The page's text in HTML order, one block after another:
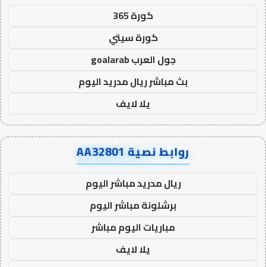
كورة 365
كورة سيتي
جول العرب goalarab
بث مباشر ريال مدريد اليوم
يلا لايف
روابط نصية AA32801
ريال مدريد مباشر اليوم
برشلونة مباشر اليوم
مباريات اليوم مباشر
يلا لايف